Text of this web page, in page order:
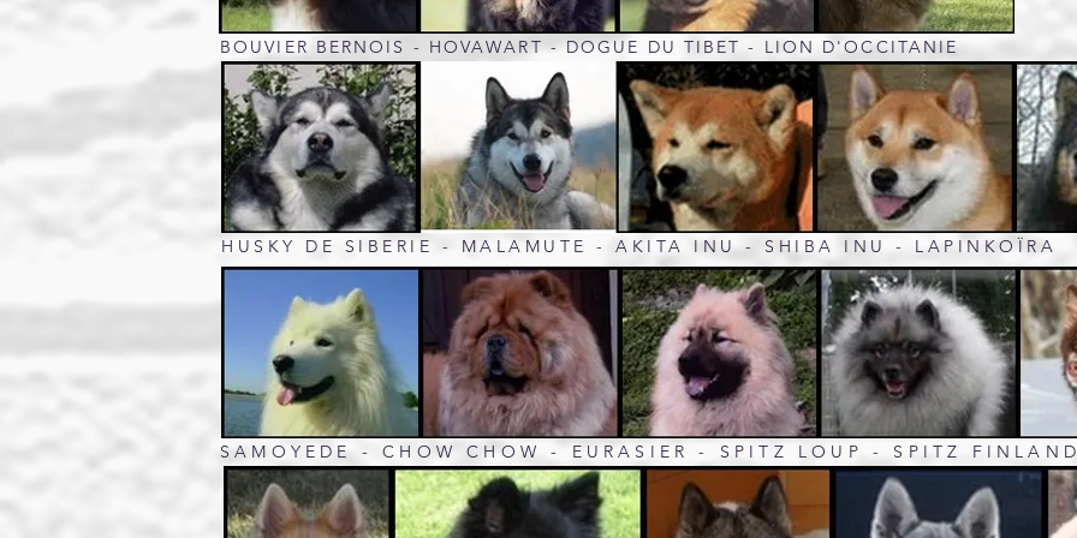
BOUVIER BERNOIS - HOVAWART - DOGUE DU TIBET - LION D'OCCITANIE
HUSKY DE SIBERIE - MALAMUTE - AKITA INU - SHIBA INU - LAPINKOÏRA
SAMOYEDE - CHOW CHOW - EURASIER - SPITZ LOUP - SPITZ